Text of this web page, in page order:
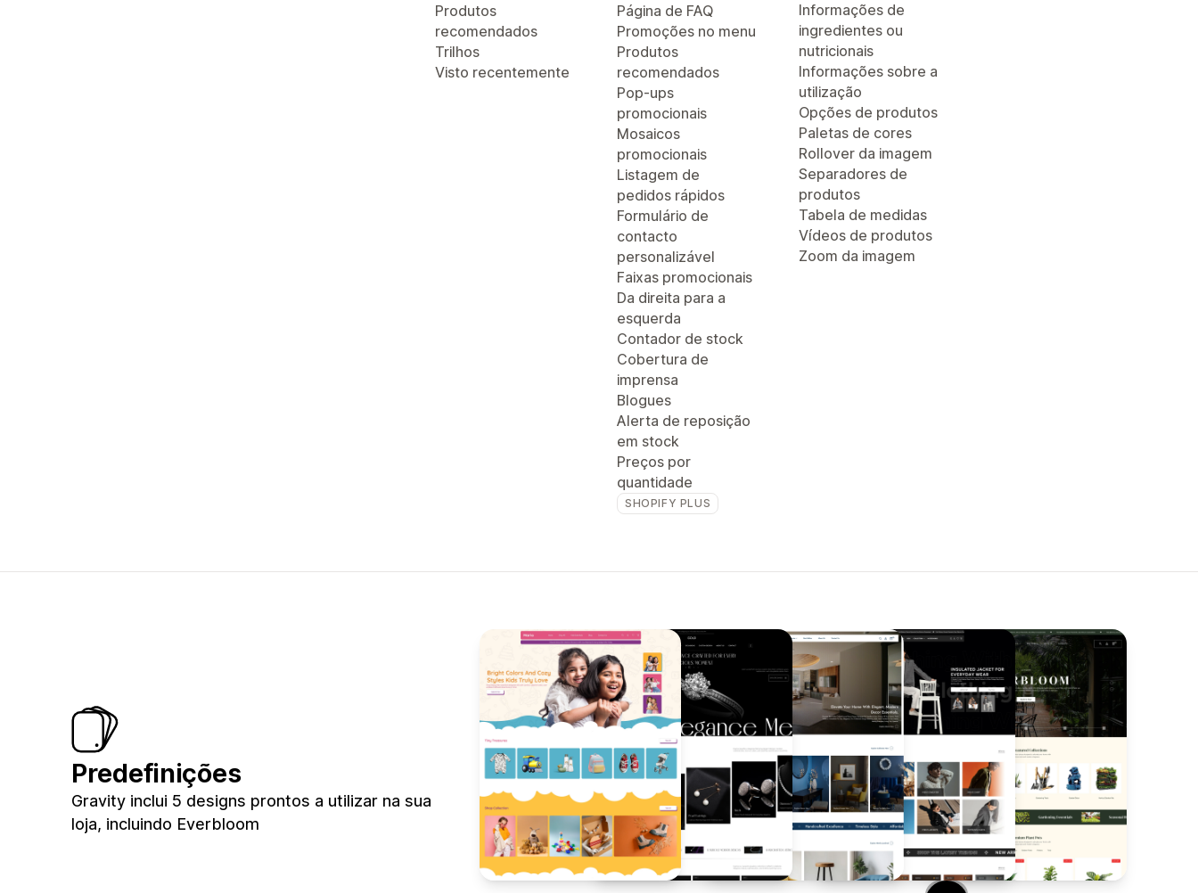
Produtos
recomendados
Trilhos
Visto recentemente
Página de FAQ
Promoções no menu
Produtos
recomendados
Pop-ups
promocionais
Mosaicos
promocionais
Listagem de
pedidos rápidos
Formulário de
contacto
personalizável
Faixas promocionais
Da direita para a
esquerda
Contador de stock
Cobertura de
imprensa
Blogues
Alerta de reposição
em stock
Preços por
quantidade
SHOPIFY PLUS
Informações de
ingredientes ou
nutricionais
Informações sobre a
utilização
Opções de produtos
Paletas de cores
Rollover da imagem
Separadores de
produtos
Tabela de medidas
Vídeos de produtos
Zoom da imagem
Predefinições
Gravity inclui 5 designs prontos a utilizar na sua
loja, incluindo Everbloom